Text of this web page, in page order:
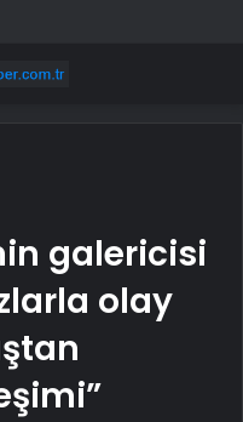
galericisi
olay